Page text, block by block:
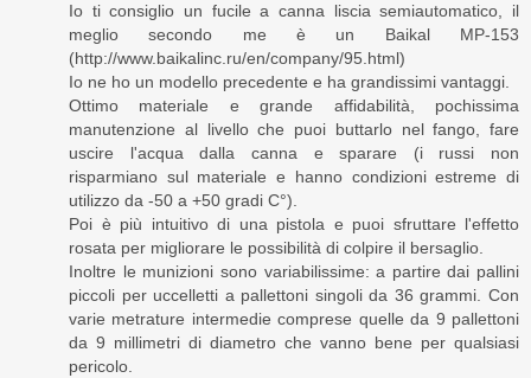
Io ti consiglio un fucile a canna liscia semiautomatico, il
meglio secondo me è un Baikal MP-153
(http://www.baikalinc.ru/en/company/95.html)
Io ne ho un modello precedente e ha grandissimi vantaggi.
Ottimo materiale e grande affidabilità, pochissima
manutenzione al livello che puoi buttarlo nel fango, fare
uscire l'acqua dalla canna e sparare (i russi non
risparmiano sul materiale e hanno condizioni estreme di
utilizzo da -50 a +50 gradi C°).
Poi è più intuitivo di una pistola e puoi sfruttare l'effetto
rosata per migliorare le possibilità di colpire il bersaglio.
Inoltre le munizioni sono variabilissime: a partire dai pallini
piccoli per uccelletti a pallettoni singoli da 36 grammi. Con
varie metrature intermedie comprese quelle da 9 pallettoni
da 9 millimetri di diametro che vanno bene per qualsiasi
pericolo.